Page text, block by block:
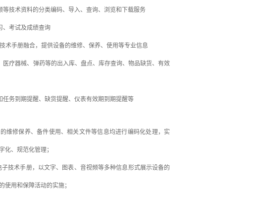
技术资料的分类编码、导入、查询、浏览和下载服务
、考试及成绩查询
术手册融合，提供设备的维修、保养、使用等专业信息
疗器械、弹药等的出入库、盘点、库存查询、物品缺货、有效
务到期提醒、缺货提醒、仪表有效期到期提醒等
维修保养、备件使用、相关文件等信息均进行编码化处理，实
化、规范化管理；
技术手册，以文字、图表、音视频等多种信息形式展示设备的
使用和保障活动的实施；